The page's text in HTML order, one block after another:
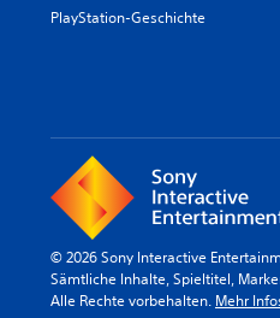
PlayStation-Geschichte
© 2026 Sony Interactive
Sämtliche Inhalte, Spieltitel,
Alle Rechte vorbehalten. Mehr